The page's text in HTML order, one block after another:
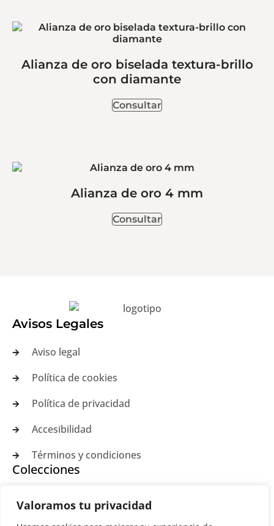
Valoramos tu privacidad
Alianza de oro biselada textura-brillo
con diamante
Consultar
Alianza de oro 4 mm
Consultar
Avisos Legales
Aviso legal
Política de cookies
Política de privacidad
Accesibilidad
Términos y condiciones
Colecciones
Anillos